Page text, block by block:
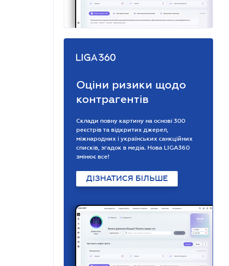
Оціни ризики щодо
контрагентів
Склади повну картину на основі 300
реєстрів та відкритих джерел,
міжнародних і українських санкційних
списків, згадок в медіа. Нова LIGA360
змінює все!
ДІЗНАТИСЯ БІЛЬШЕ